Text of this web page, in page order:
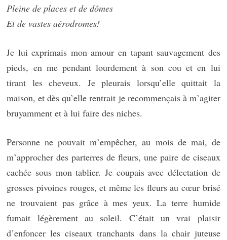
Pleine de places et de dômes
Et de vastes aérodromes!
Je lui exprimais mon amour en tapant sauvagement des
pieds, en me pendant lourdement à son cou et en lui
tirant les cheveux. Je pleurais lorsqu’elle quittait la
maison, et dès qu’elle rentrait je recommençais à m’agiter
bruyamment et à lui faire des niches.
Personne ne pouvait m’empêcher, au mois de mai, de
m’approcher des parterres de fleurs, une paire de ciseaux
cachée sous mon tablier. Je coupais avec délectation de
grosses pivoines rouges, et même les fleurs au cœur brisé
ne trouvaient pas grâce à mes yeux. La terre humide
fumait légèrement au soleil. C’était un vrai plaisir
d’enfoncer les ciseaux tranchants dans la chair juteuse